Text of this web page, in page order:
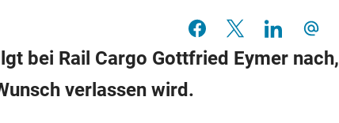
bei Rail Cargo Gottfried Eymer nach,
verlassen wird.